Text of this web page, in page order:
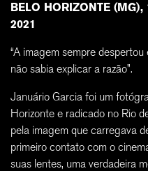
BELO HORIZONTE (MG),
2021
“A imagem sempre
não sabia explicar a razão”.
Januário Garcia foi um
Horizonte e radicado no Rio
pela imagem que carregava
primeiro contato com o
suas lentes, uma verdadeira